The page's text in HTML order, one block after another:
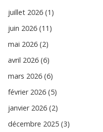
juillet 2026 (1)
juin 2026 (11)
mai 2026 (2)
avril 2026 (6)
mars 2026 (6)
février 2026 (5)
janvier 2026 (2)
décembre 2025 (3)